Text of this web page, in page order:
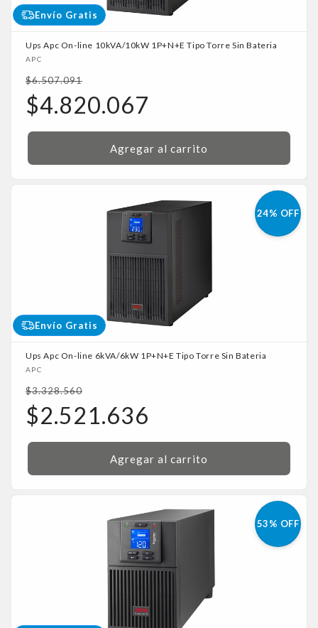
Envío Gratis
Ups Apc On-line 10kVA/10kW 1P+N+E Tipo Torre Sin Bateria
Proveedor:
APC
Precio
habitual
$6.507.091
Precio
de
oferta
$4.820.067
Agregar al carrito
24% OFF
Envío Gratis
Ups Apc On-line 6kVA/6kW 1P+N+E Tipo Torre Sin Bateria
Proveedor:
APC
Precio
habitual
$3.328.560
Precio
de
oferta
$2.521.636
Agregar al carrito
53% OFF